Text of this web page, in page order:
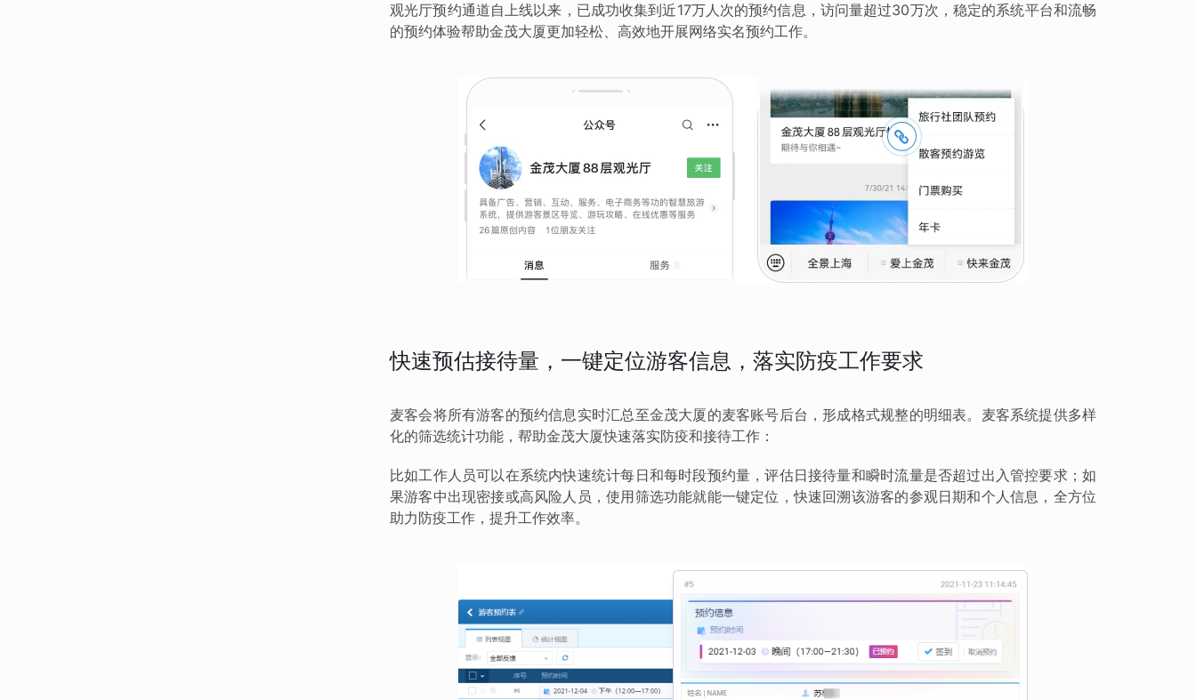
观光厅预约通道自上线以来，已成功收集到近17万人次的预约信息，访问量超过30万次，稳定的系统平台和流畅
的预约体验帮助金茂大厦更加轻松、高效地开展网络实名预约工作。
快速预估接待量，一键定位游客信息，落实防疫工作要求
麦客会将所有游客的预约信息实时汇总至金茂大厦的麦客账号后台，形成格式规整的明细表。麦客系统提供多样
化的筛选统计功能，帮助金茂大厦快速落实防疫和接待工作：
比如工作人员可以在系统内快速统计每日和每时段预约量，评估日接待量和瞬时流量是否超过出入管控要求；如
果游客中出现密接或高风险人员，使用筛选功能就能一键定位，快速回溯该游客的参观日期和个人信息，全方位
助力防疫工作，提升工作效率。